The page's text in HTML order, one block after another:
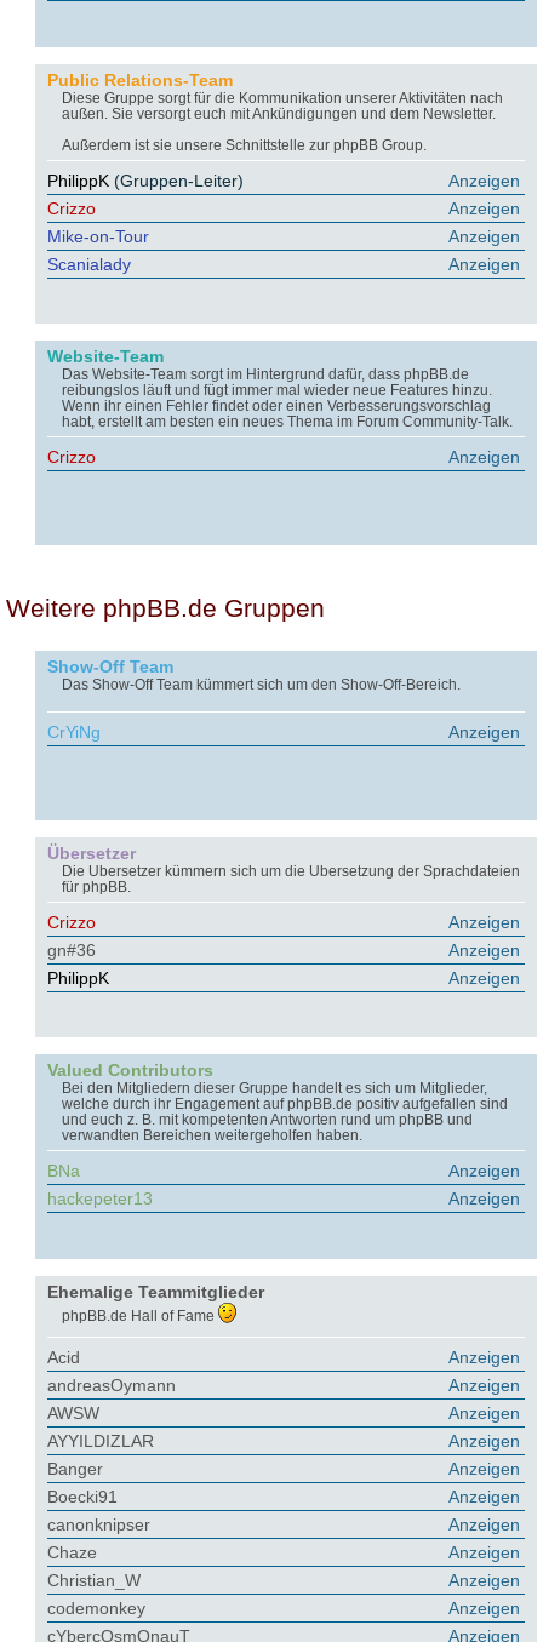
Public Relations-Team
Diese Gruppe sorgt für die Kommunikation unserer Aktivitäten nach
außen. Sie versorgt euch mit Ankündigungen und dem Newsletter.
Außerdem ist sie unsere Schnittstelle zur phpBB Group.
Anzeigen
PhilippK (Gruppen-Leiter)
Anzeigen
Crizzo
Anzeigen
Mike-on-Tour
Anzeigen
Scanialady
Website-Team
Das Website-Team sorgt im Hintergrund dafür, dass phpBB.de
reibungslos läuft und fügt immer mal wieder neue Features hinzu.
Wenn ihr einen Fehler findet oder einen Verbesserungsvorschlag
habt, erstellt am besten ein neues Thema im Forum Community-Talk.
Anzeigen
Crizzo
Weitere phpBB.de Gruppen
Show-Off Team
Das Show-Off Team kümmert sich um den Show-Off-Bereich.
Anzeigen
CrYiNg
Übersetzer
Die Übersetzer kümmern sich um die Übersetzung der Sprachdateien
für phpBB.
Anzeigen
Crizzo
Anzeigen
gn#36
Anzeigen
PhilippK
Valued Contributors
Bei den Mitgliedern dieser Gruppe handelt es sich um Mitglieder,
welche durch ihr Engagement auf phpBB.de positiv aufgefallen sind
und euch z. B. mit kompetenten Antworten rund um phpBB und
verwandten Bereichen weitergeholfen haben.
Anzeigen
BNa
Anzeigen
hackepeter13
Ehemalige Teammitglieder
phpBB.de Hall of Fame
Anzeigen
Acid
Anzeigen
andreasOymann
Anzeigen
AWSW
Anzeigen
AYYILDIZLAR
Anzeigen
Banger
Anzeigen
Boecki91
Anzeigen
canonknipser
Anzeigen
Chaze
Anzeigen
Christian_W
Anzeigen
codemonkey
Anzeigen
cYbercOsmOnauT